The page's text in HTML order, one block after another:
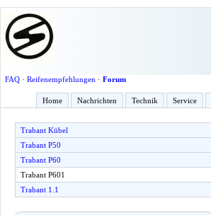
FAQ· Reifenempfehlungen · Forum
Home Nachrichten Technik Service
Trabant Kübel
Trabant P50
Trabant P60
Trabant P601
Trabant 1.1